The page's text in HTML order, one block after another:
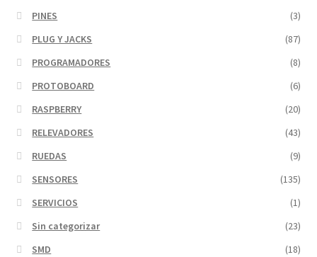
PINES
(3)
PLUG Y JACKS
(87)
PROGRAMADORES
(8)
PROTOBOARD
(6)
RASPBERRY
(20)
RELEVADORES
(43)
RUEDAS
(9)
SENSORES
(135)
SERVICIOS
(1)
Sin categorizar
(23)
SMD
(18)